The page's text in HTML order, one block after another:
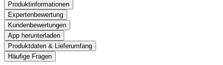
Produktinformationen
Expertenbewertung
Kundenbewertungen
App herunterladen
Produktdaten & Lieferumfang
Häufige Fragen